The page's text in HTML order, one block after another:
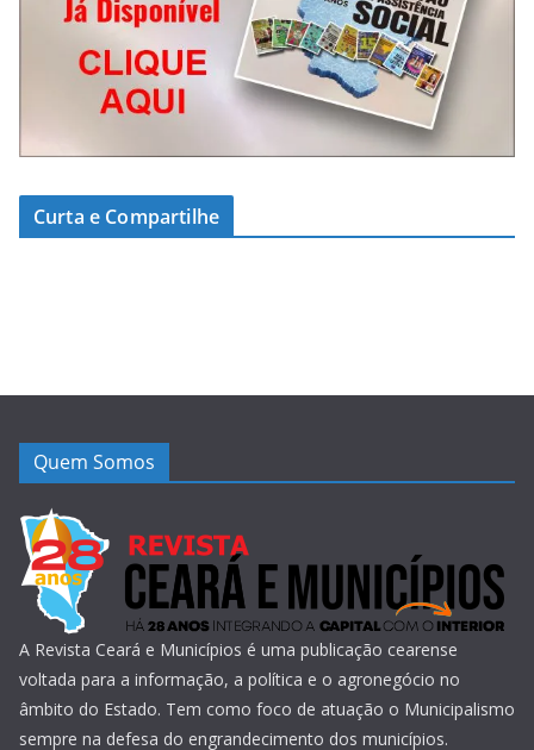
Curta e Compartilhe
Quem Somos
A Revista Ceará e Municípios é uma publicação cearense
voltada para a informação, a política e o agronegócio no
âmbito do Estado. Tem como foco de atuação o Municipalismo
sempre na defesa do engrandecimento dos municípios.